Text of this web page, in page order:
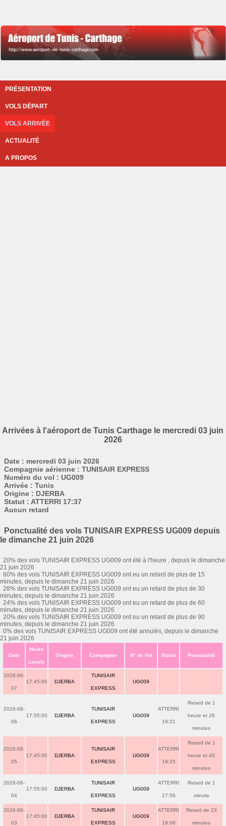
PRÉSENTATION
VOLS DÉPART
VOLS ARRIVÉE
ACTUALITÉ
A PROPOS
Arrivées à l'aéroport de Tunis Carthage le mercredi 03 juin
2026
Date : mercredi 03 juin 2026
Compagnie aérienne : TUNISAIR EXPRESS
Numéro du vol : UG009
Arrivée : Tunis
Origine : DJERBA
Statut : ATTERRI 17:37
Aucun retard
Ponctualité des vols TUNISAIR EXPRESS UG009 depuis
le dimanche 21 juin 2026
20% des vols TUNISAIR EXPRESS UG009 ont été à l'heure , depuis le dimanche
21 juin 2026
60% des vols TUNISAIR EXPRESS UG009 ont eu un retard de plus de 15
minutes, depuis le dimanche 21 juin 2026
28% des vols TUNISAIR EXPRESS UG009 ont eu un retard de plus de 30
minutes, depuis le dimanche 21 juin 2026
24% des vols TUNISAIR EXPRESS UG009 ont eu un retard de plus de 60
minutes, depuis le dimanche 21 juin 2026
20% des vols TUNISAIR EXPRESS UG009 ont eu un retard de plus de 90
minutes, depuis le dimanche 21 juin 2026
0% des vols TUNISAIR EXPRESS UG009 ont été annulés, depuis le dimanche
21 juin 2026
Date
Heure
Locale
Origine Compagnie N° de Vol Statut Ponctualité
2026-08-
07
17:45:00 DJERBA
TUNISAIR
EXPRESS
UG009
2026-08-
06
17:55:00 DJERBA
TUNISAIR
EXPRESS
UG009
ATTERRI
19:21
Retard de 1
heure et 26
minutes
2026-08-
05
17:45:00 DJERBA
TUNISAIR
EXPRESS
UG009
ATTERRI
19:25
Retard de 1
heure et 40
minutes
2026-08-
04
17:55:00 DJERBA
TUNISAIR
EXPRESS
UG009
ATTERRI
17:56
Retard de 1
minute
2026-08-
03
17:45:00 DJERBA
TUNISAIR
EXPRESS
UG009
ATTERRI
18:08
Retard de 23
minutes